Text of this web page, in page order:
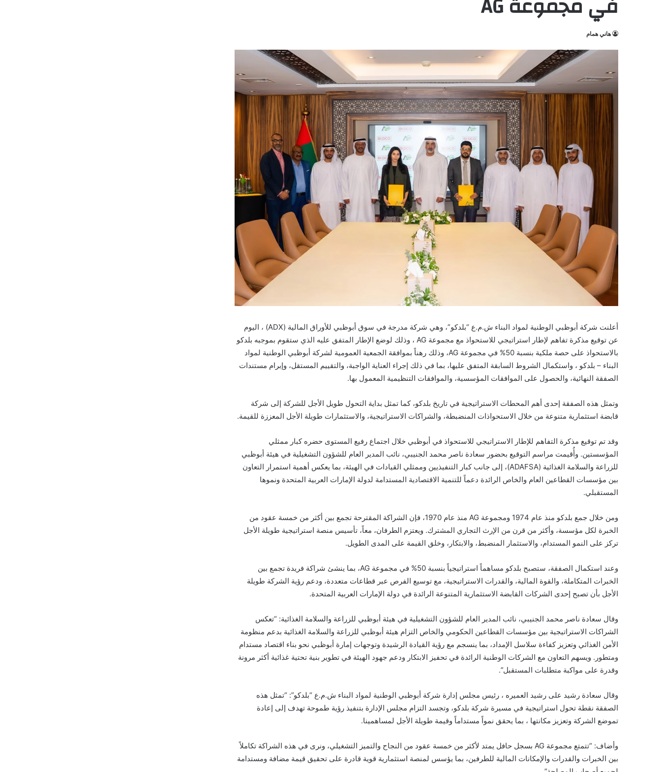
هاني همام
أعلنت شركة أبوظبي الوطنية لمواد البناء ش.م.ع “بلدكو”، وهي شركة مدرجة في سوق أبوظبي للأوراق المالية (ADX) ، اليوم
عن توقيع مذكرة تفاهم لإطار استراتيجي للاستحواذ مع مجموعة AG ، وذلك لوضع الإطار المتفق عليه الذي ستقوم بموجبه بلدكو
بالاستحواذ على حصة ملكية بنسبة 50% في مجموعة AG، وذلك رهناً بموافقة الجمعية العمومية لشركة أبوظبي الوطنية لمواد
البناء – بلدكو ، واستكمال الشروط السابقة المتفق عليها، بما في ذلك إجراء العناية الواجبة، والتقييم المستقل، وإبرام مستندات
الصفقة النهائية، والحصول على الموافقات المؤسسية، والموافقات التنظيمية المعمول بها.
وتمثل هذه الصفقة إحدى أهم المحطات الاستراتيجية في تاريخ بلدكو، كما تمثل بداية التحول طويل الأجل للشركة إلى شركة
قابضة استثمارية متنوعة من خلال الاستحواذات المنضبطة، والشراكات الاستراتيجية، والاستثمارات طويلة الأجل المعززة للقيمة.
وقد تم توقيع مذكرة التفاهم للإطار الاستراتيجي للاستحواذ في أبوظبي خلال اجتماع رفيع المستوى حضره كبار ممثلي
المؤسستين. وأُقيمت مراسم التوقيع بحضور سعادة ناصر محمد الجنيبي، نائب المدير العام للشؤون التشغيلية في هيئة أبوظبي
للزراعة والسلامة الغذائية (ADAFSA)، إلى جانب كبار التنفيذيين وممثلي القيادات في الهيئة، بما يعكس أهمية استمرار التعاون
بين مؤسسات القطاعين العام والخاص الرائدة دعماً للتنمية الاقتصادية المستدامة لدولة الإمارات العربية المتحدة ونموها
المستقبلي.
ومن خلال جمع بلدكو منذ عام 1974 ومجموعة AG منذ عام 1970، فإن الشراكة المقترحة تجمع بين أكثر من خمسة عقود من
الخبرة لكل مؤسسة، وأكثر من قرن من الإرث التجاري المشترك. ويعتزم الطرفان، معاً، تأسيس منصة استراتيجية طويلة الأجل
تركز على النمو المستدام، والاستثمار المنضبط، والابتكار، وخلق القيمة على المدى الطويل.
وعند استكمال الصفقة، ستصبح بلدكو مساهماً استراتيجياً بنسبة 50% في مجموعة AG، بما ينشئ شراكة فريدة تجمع بين
الخبرات المتكاملة، والقوة المالية، والقدرات الاستراتيجية، مع توسيع الفرص عبر قطاعات متعددة، ودعم رؤية الشركة طويلة
الأجل بأن تصبح إحدى الشركات القابضة الاستثمارية المتنوعة الرائدة في دولة الإمارات العربية المتحدة.
وقال سعادة ناصر محمد الجنيبي، نائب المدير العام للشؤون التشغيلية في هيئة أبوظبي للزراعة والسلامة الغذائية: “تعكس
الشراكات الاستراتيجية بين مؤسسات القطاعين الحكومي والخاص التزام هيئة أبوظبي للزراعة والسلامة الغذائية بدعم منظومة
الأمن الغذائي وتعزيز كفاءة سلاسل الإمداد، بما ينسجم مع رؤية القيادة الرشيدة وتوجهات إمارة أبوظبي نحو بناء اقتصاد مستدام
ومتطور. ويسهم التعاون مع الشركات الوطنية الرائدة في تحفيز الابتكار ودعم جهود الهيئة في تطوير بنية تحتية غذائية أكثر مرونة
وقدرة على مواكبة متطلبات المستقبل”.
وقال سعادة رشيد على رشيد العميره ، رئيس مجلس إدارة شركة أبوظبي الوطنية لمواد البناء ش.م.ع “بلدكو”: “تمثل هذه
الصفقة نقطة تحول استراتيجية في مسيرة شركة بلدكو، وتجسد التزام مجلس الإدارة بتنفيذ رؤية طموحة تهدف إلى إعادة
تموضع الشركة وتعزيز مكانتها ، بما يحقق نمواً مستداماً وقيمة طويلة الأجل لمساهمينا.
وأضاف: “تتمتع مجموعة AG بسجل حافل يمتد لأكثر من خمسة عقود من النجاح والتميز التشغيلي، ونرى في هذه الشراكة تكاملاً
بين الخبرات والقدرات والإمكانات المالية للطرفين، بما يؤسس لمنصة استثمارية قوية قادرة على تحقيق قيمة مضافة ومستدامة